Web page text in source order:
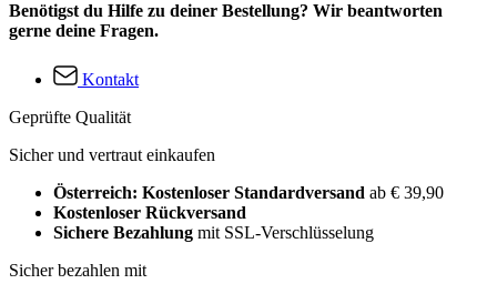
Benötigst du Hilfe zu deiner Bestellung? Wir beantworten
gerne deine Fragen.
Kontakt
Geprüfte Qualität
Sicher und vertraut einkaufen
Österreich: Kostenloser Standardversand ab € 39,90
Kostenloser Rückversand
Sichere Bezahlung mit SSL-Verschlüsselung
Sicher bezahlen mit